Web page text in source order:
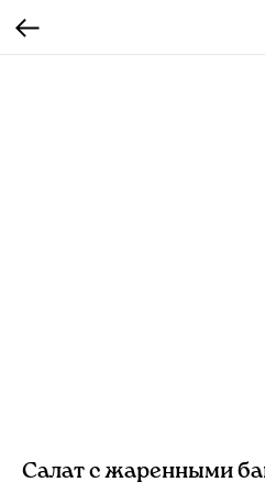
Салат с жаренными